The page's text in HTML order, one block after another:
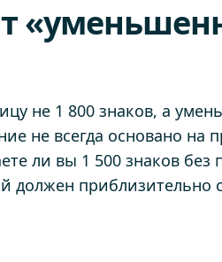
не 1 800 знаков, а
не всегда основано на
ли вы 1 500 знаков без
должен приблизительно